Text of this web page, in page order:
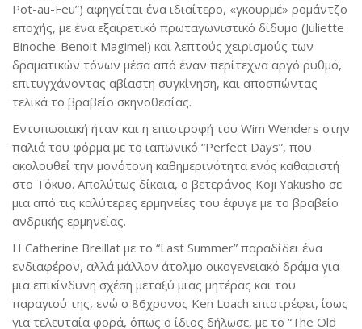
Pot-au-Feu”) αφηγείται ένα ιδιαίτερο, «γκουρμέ» ρομάντζο
εποχής, με ένα εξαιρετικό πρωταγωνιστικό δίδυμο (Juliette
Binoche-Benoit Magimel) και λεπτούς χειρισμούς των
δραματικών τόνων μέσα από έναν περίτεχνα αργό ρυθμό,
επιτυγχάνοντας αβίαστη συγκίνηση, και αποσπώντας
τελικά το βραβείο σκηνοθεσίας.
Εντυπωσιακή ήταν και η επιστροφή του Wim Wenders στην
παλιά του φόρμα με το ιαπωνικό “Perfect Days”, που
ακολουθεί την μονότονη καθημερινότητα ενός καθαριστή
στο Τόκυο. Απολύτως δίκαια, ο βετεράνος Koji Yakusho σε
μια από τις καλύτερες ερμηνείες του έφυγε με το βραβείο
ανδρικής ερμηνείας.
H Catherine Breillat με το “Last Summer” παραδίδει ένα
ενδιαφέρον, αλλά μάλλον άτολμο οικογενειακό δράμα για
μια επικίνδυνη σχέση μεταξύ μιας μητέρας και του
παραγιού της, ενώ ο 86χρονος Ken Loach επιστρέφει, ίσως
για τελευταία φορά, όπως ο ίδιος δήλωσε, με το “The Old